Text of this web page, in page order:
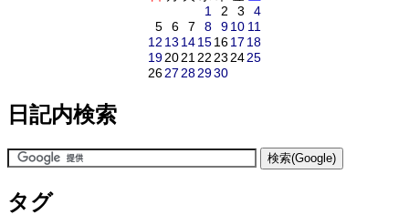
1
2 3
4
5
6 7 8 910 11
12 13 14151617 18
192021 22 23 2425
2627 282930
日記内検索
タグ